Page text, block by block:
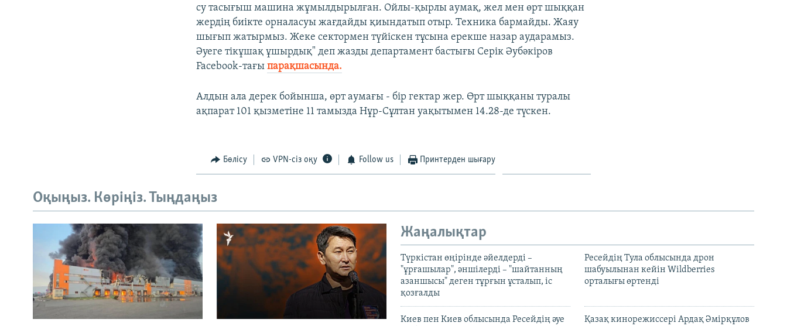
су тасығыш машина жұмылдырылған. Ойлы-қырлы аумақ, жел мен өрт шыққан
жердің биікте орналасуы жағдайды қиындатып отыр. Техника бармайды. Жаяу
шығып жатырмыз. Жеке сектормен түйіскен тұсына ерекше назар аударамыз.
Әуеге тікұшақ ұшырдық" деп жазды департамент бастығы Серік Әубәкіров
Facebook-тағыпарақшасында.
Алдын ала дерек бойынша, өрт аумағы - бір гектар жер. Өрт шыққаны туралы
ақпарат 101 қызметіне 11 тамызда Нұр-Сұлтан уақытымен 14.28-де түскен.
Бөлісу VPN-сіз оқу Follow us Принтерден шығару
Оқыңыз. Көріңіз. Тыңдаңыз
Жаңалықтар
Түркістан өңірінде әйелдерді –
"ұрғашылар", әншілерді – "шайтанның
азаншысы" деген тұрғын ұсталып, іс
қозғалды
Ресейдің Тула облысында дрон
шабуылынан кейін Wildberries
орталығы өртенді
Киев пен Киев облысында Ресейдің әуе
Қазақ кинорежиссері Ардақ Әмірқұлов